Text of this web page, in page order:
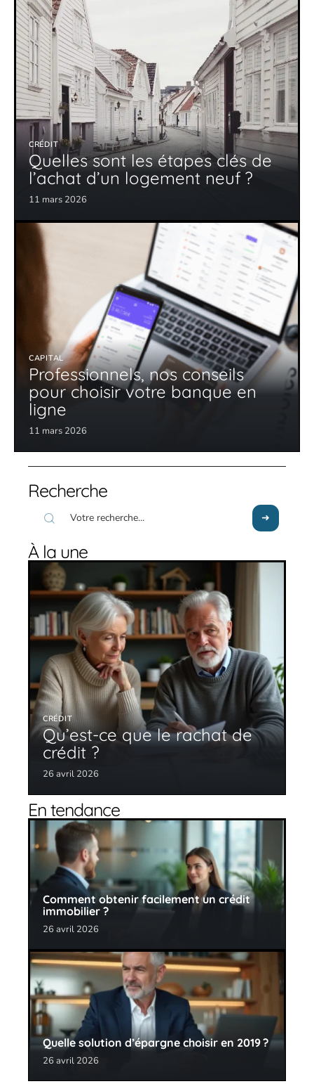
CRÉDIT
Quelles sont les étapes clés de
l’achat d’un logement neuf ?
11 mars 2026
CAPITAL
Professionnels, nos conseils
pour choisir votre banque en
ligne
11 mars 2026
Recherche
À la une
CRÉDIT
Qu’est-ce que le rachat de
crédit ?
26 avril 2026
En tendance
Comment obtenir facilement un crédit
immobilier ?
26 avril 2026
Quelle solution d’épargne choisir en 2019 ?
26 avril 2026